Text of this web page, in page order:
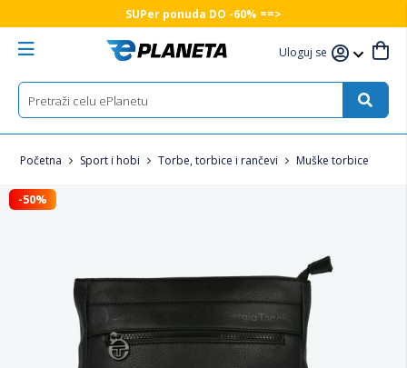
SUPer ponuda DO -60% ==>
Uloguj se
Početna Sport i hobi Torbe, torbice i rančevi Muške torbice
-50%